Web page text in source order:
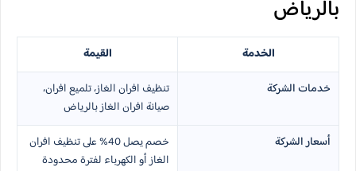
بالرياض
الخدمة
القيمة
خدمات الشركة
تنظيف افران الغاز، تلميع افران،
صيانة افران الغاز بالرياض
أسعار الشركة
خصم يصل 40% على تنظيف افران
الغاز أو الكهرباء لفترة محدودة